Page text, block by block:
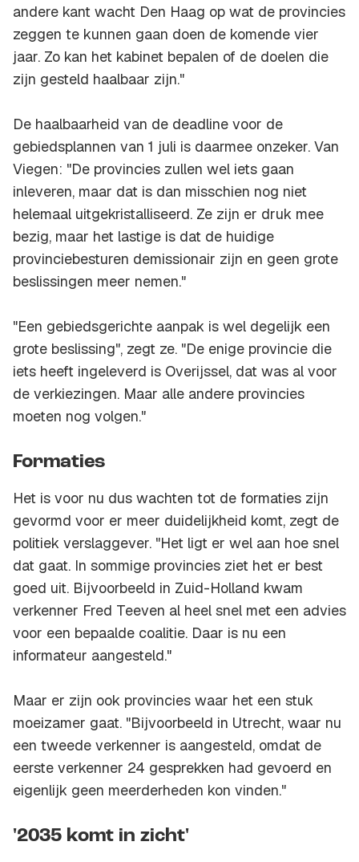
andere kant wacht Den Haag op wat de provincies
zeggen te kunnen gaan doen de komende vier
jaar. Zo kan het kabinet bepalen of de doelen die
zijn gesteld haalbaar zijn."
De haalbaarheid van de deadline voor de
gebiedsplannen van 1 juli is daarmee onzeker. Van
Viegen: "De provincies zullen wel iets gaan
inleveren, maar dat is dan misschien nog niet
helemaal uitgekristalliseerd. Ze zijn er druk mee
bezig, maar het lastige is dat de huidige
provinciebesturen demissionair zijn en geen grote
beslissingen meer nemen."
"Een gebiedsgerichte aanpak is wel degelijk een
grote beslissing", zegt ze. "De enige provincie die
iets heeft ingeleverd is Overijssel, dat was al voor
de verkiezingen. Maar alle andere provincies
moeten nog volgen."
Formaties
Het is voor nu dus wachten tot de formaties zijn
gevormd voor er meer duidelijkheid komt, zegt de
politiek verslaggever. "Het ligt er wel aan hoe snel
dat gaat. In sommige provincies ziet het er best
goed uit. Bijvoorbeeld in Zuid-Holland kwam
verkenner Fred Teeven al heel snel met een advies
voor een bepaalde coalitie. Daar is nu een
informateur aangesteld."
Maar er zijn ook provincies waar het een stuk
moeizamer gaat. "Bijvoorbeeld in Utrecht, waar nu
een tweede verkenner is aangesteld, omdat de
eerste verkenner 24 gesprekken had gevoerd en
eigenlijk geen meerderheden kon vinden."
'2035 komt in zicht'